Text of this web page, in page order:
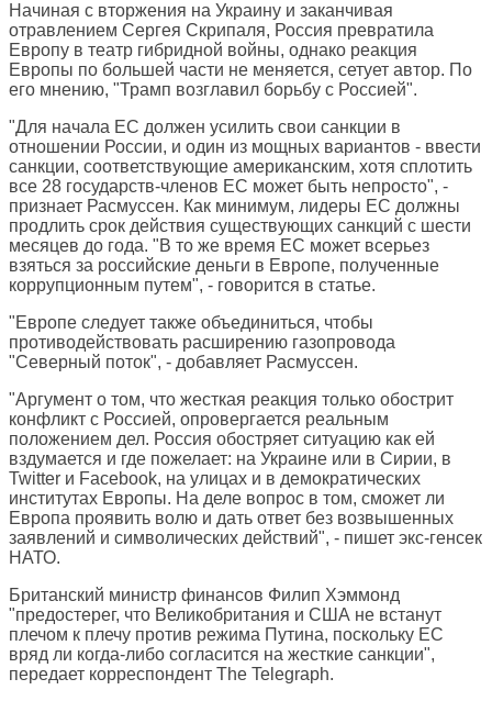
Начиная с вторжения на Украину и заканчивая
отравлением Сергея Скрипаля, Россия превратила
Европу в театр гибридной войны, однако реакция
Европы по большей части не меняется, сетует автор. По
его мнению, "Трамп возглавил борьбу с Россией".
"Для начала ЕС должен усилить свои санкции в
отношении России, и один из мощных вариантов - ввести
санкции, соответствующие американским, хотя сплотить
все 28 государств-членов ЕС может быть непросто", -
признает Расмуссен. Как минимум, лидеры ЕС должны
продлить срок действия существующих санкций с шести
месяцев до года. "В то же время ЕС может всерьез
взяться за российские деньги в Европе, полученные
коррупционным путем", - говорится в статье.
"Европе следует также объединиться, чтобы
противодействовать расширению газопровода
"Северный поток", - добавляет Расмуссен.
"Аргумент о том, что жесткая реакция только обострит
конфликт с Россией, опровергается реальным
положением дел. Россия обостряет ситуацию как ей
вздумается и где пожелает: на Украине или в Сирии, в
Twitter и Facebook, на улицах и в демократических
институтах Европы. На деле вопрос в том, сможет ли
Европа проявить волю и дать ответ без возвышенных
заявлений и символических действий", - пишет экс-генсек
НАТО.
Британский министр финансов Филип Хэммонд
"предостерег, что Великобритания и США не встанут
плечом к плечу против режима Путина, поскольку ЕС
вряд ли когда-либо согласится на жесткие санкции",
передает корреспондент The Telegraph.